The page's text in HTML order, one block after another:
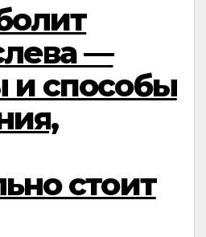
—
и способы
стоит